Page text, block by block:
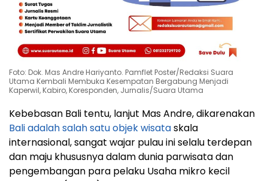
Foto: Dok. Mas Andre Hariyanto. Pamflet Poster/Redaksi Suara
Utama Kembali Membuka Kesempatan Bergabung Menjadi
Kaperwil, Kabiro, Koresponden, Jurnalis/Suara Utama
Kebebasan Bali tentu, lanjut Mas Andre, dikarenakan
Bali adalah salah satu objek wisataskala
internasional, sangat wajar pulau ini selalu terdepan
dan maju khususnya dalam dunia parwisata dan
pengembangan para pelaku Usaha mikro kecil